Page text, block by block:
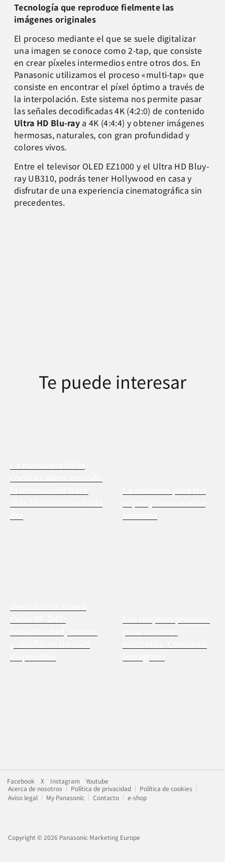
Tecnología que reproduce fielmente las
imágenes originales
El proceso mediante el que se suele digitalizar
una imagen se conoce como 2-tap, que consiste
en crear píxeles intermedios entre otros dos. En
Panasonic utilizamos el proceso «multi-tap» que
consiste en encontrar el píxel óptimo a través de
la interpolación. Este sistema nos permite pasar
las señales decodificadas 4K (4:2:0) de contenido
Ultra HD Blu-ray a 4K (4:4:4) y obtener imágenes
hermosas, naturales, con gran profundidad y
colores vivos.
Entre el televisor OLED EZ1000 y el Ultra HD Bluy-
ray UB310, podrás tener Hollywood en casa y
disfrutar de una experiencia cinematográfica sin
precedentes.
Te puede interesar
Facebook X Instagram
Youtube
Acerca de nosotros
Política de privacidad
Política de cookies
Aviso legal
My Panasonic Contacto e-shop
Copyright © 2026 Panasonic Marketing Europe